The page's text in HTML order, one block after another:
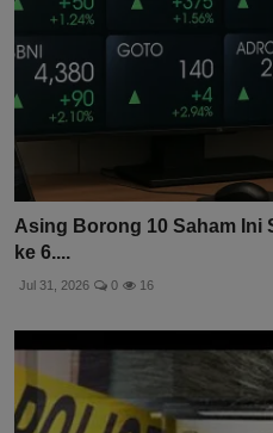
Asing Borong 10 Saham Ini
ke 6....
Jul 31, 2026 0 16